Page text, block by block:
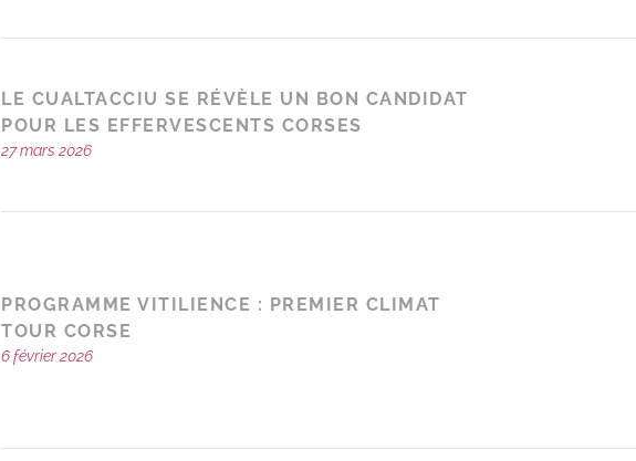
LE CUALTACCIU SE RÉVÈLE UN BON CANDIDAT
POUR LES EFFERVESCENTS CORSES
27 mars 2026
PROGRAMME VITILIENCE : PREMIER CLIMAT
TOUR CORSE
6 février 2026